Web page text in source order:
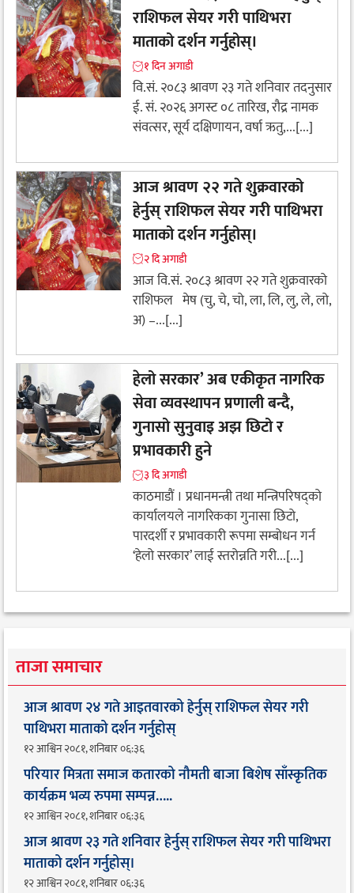
राशिफल सेयर गरी पाथिभरा
माताको दर्शन गर्नुहोस्।
१ दिन अगाडी
वि.सं. २०८३ श्रावण २३ गते शनिवार तदनुसार
ई. सं. २०२६ अगस्ट ०८ तारिख, रौद्र नामक
संवत्सर, सूर्य दक्षिणायन, वर्षा ऋतु,...[...]
आज श्रावण २२ गते शुक्रवारको
हेर्नुस् राशिफल सेयर गरी पाथिभरा
माताको दर्शन गर्नुहोस्।
२ दि अगाडी
आज वि.सं. २०८३ श्रावण २२ गते शुक्रवारको
राशिफल मेष (चु, चे, चो, ला, लि, लु, ले, लो,
अ) –...[...]
हेलो सरकार’ अब एकीकृत नागरिक
सेवा व्यवस्थापन प्रणाली बन्दै,
गुनासो सुनुवाइ अझ छिटो र
प्रभावकारी हुने
३ दि अगाडी
काठमाडौं । प्रधानमन्त्री तथा मन्त्रिपरिषद्को
कार्यालयले नागरिकका गुनासा छिटो,
पारदर्शी र प्रभावकारी रूपमा सम्बोधन गर्न
‘हेलो सरकार’ लाई स्तरोन्नति गरी...[...]
ताजा समाचार
आज श्रावण २४ गते आइतवारको हेर्नुस् राशिफल सेयर गरी
पाथिभरा माताको दर्शन गर्नुहोस्
१२ आश्विन २०८१, शनिबार ०६:३६
परियार मित्रता समाज कतारको नौमती बाजा बिशेष साँस्कृतिक
कार्यक्रम भव्य रुपमा सम्पन्न…..
१२ आश्विन २०८१, शनिबार ०६:३६
आज श्रावण २३ गते शनिवार हेर्नुस् राशिफल सेयर गरी पाथिभरा
माताको दर्शन गर्नुहोस्।
१२ आश्विन २०८१, शनिबार ०६:३६